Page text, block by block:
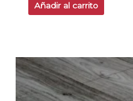
Añadir al carrito
El
precio
original
era:
El
precio
actual
es: